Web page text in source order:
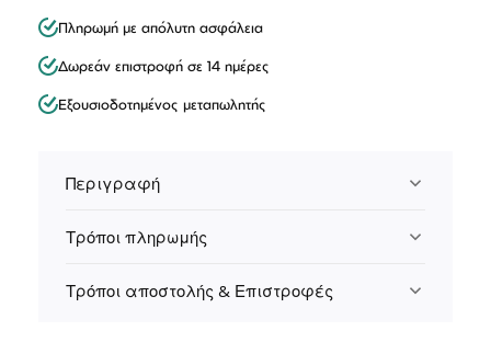
Πληρωμή με απόλυτη ασφάλεια
Δωρεάν επιστροφή σε 14 ημέρες
Εξουσιοδοτημένος μεταπωλητής
Περιγραφή
Τρόποι πληρωμής
Τρόποι αποστολής & Επιστροφές